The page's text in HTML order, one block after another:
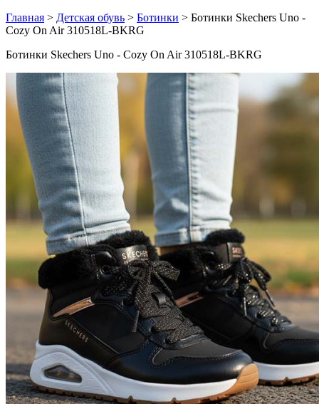
Главная > Детская обувь > Ботинки > Ботинки Skechers Uno -
Cozy On Air 310518L-BKRG
Ботинки Skechers Uno - Cozy On Air 310518L-BKRG